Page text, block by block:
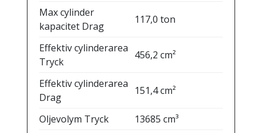
Max cylinder
kapacitet Drag
117,0 ton
Effektiv cylinderarea
Tryck
456,2 cm²
Effektiv cylinderarea
Drag
151,4 cm²
Oljevolym Tryck
13685 cm³